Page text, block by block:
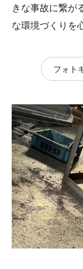
きな事故に繋が
な環境づくりを
フォト